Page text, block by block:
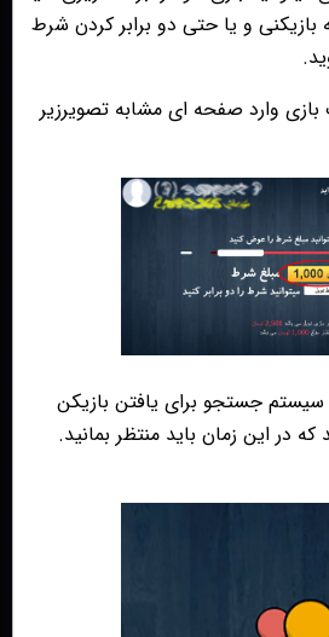
بازیکنی و یا حتی دو برابر کردن شرط
بازی وارد صفحه ای مشابه تصویرزیر
جستجو برای یافتن بازیکن
که در این زمان باید منتظر بمانید.